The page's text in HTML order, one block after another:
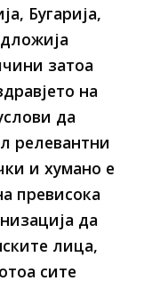
Бугарија,
затоа
на
да
релевантни
и хумано е
превисока
да
лица,
сите